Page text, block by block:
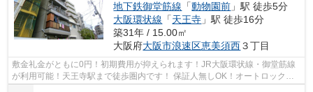
地下鉄御堂筋線 「動物園前 」駅 徒歩5分
大阪環状線 「天王寺 」駅 徒歩16分
築31年 / 15.00㎡
大阪府大阪市浪速区恵美須西３丁目
敷金礼金がともに0円！初期費用が抑えられます！JR大阪環状線・御堂筋線
が利用可能！天王寺駅まで徒歩圏内です！ 保証人無しOK！オートロック・